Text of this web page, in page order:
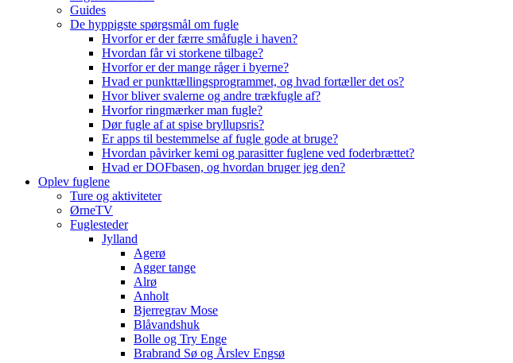
Guides
De hyppigste spørgsmål om fugle
Hvorfor er der færre småfugle i haven?
Hvordan får vi storkene tilbage?
Hvorfor er der mange råger i byerne?
Hvad er punkttællingsprogrammet, og hvad fortæller det os?
Hvor bliver svalerne og andre trækfugle af?
Hvorfor ringmærker man fugle?
Dør fugle af at spise bryllupsris?
Er apps til bestemmelse af fugle gode at bruge?
Hvordan påvirker kemi og parasitter fuglene ved foderbrættet?
Hvad er DOFbasen, og hvordan bruger jeg den?
Oplev fuglene
Ture og aktiviteter
ØrneTV
Fuglesteder
Jylland
Agerø
Agger tange
Alrø
Anholt
Bjerregrav Mose
Blåvandshuk
Bolle og Try Enge
Brabrand Sø og Årslev Engsø